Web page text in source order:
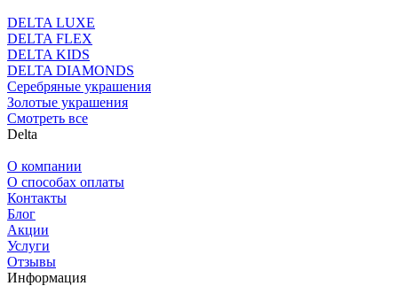
DELTA LUXE
DELTA FLEX
DELTA KIDS
DELTA DIAMONDS
Серебряные украшения
Золотые украшения
Смотреть все
Delta
О компании
О способах оплаты
Контакты
Блог
Акции
Услуги
Отзывы
Информация